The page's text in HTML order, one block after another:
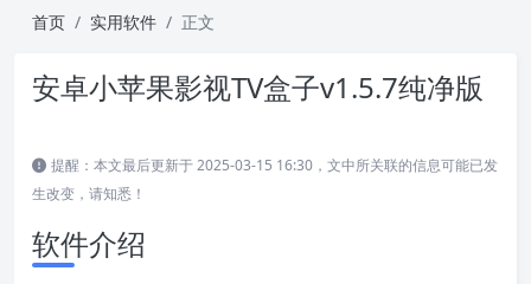
免费资源只会迟到，永不缺席，三秒记住我们的网
首页 实用软件 正文
安卓小苹果影视TV盒子v1.5.7纯净版
提醒：本文最后更新于 2025-03-15 16:30，文中所关联的信息可能已发
生改变，请知悉！
软件介绍